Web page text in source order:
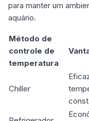
para manter um
aquário.
Método de
controle de
temperatura
Chiller